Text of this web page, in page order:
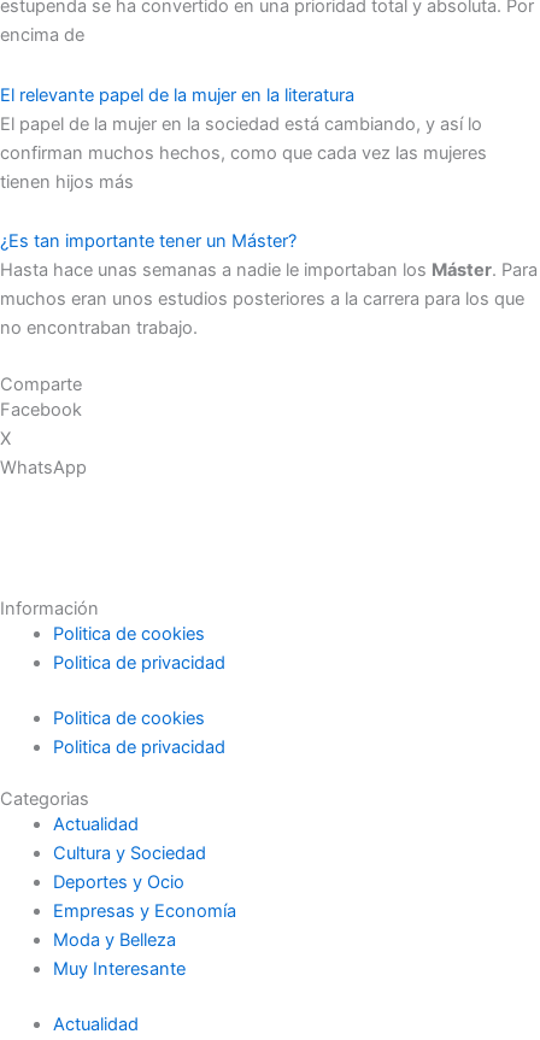
estupenda se ha convertido en una prioridad total y absoluta. Por
encima de
El relevante papel de la mujer en la literatura
El papel de la mujer en la sociedad está cambiando, y así lo
confirman muchos hechos, como que cada vez las mujeres
tienen hijos más
¿Es tan importante tener un Máster?
Hasta hace unas semanas a nadie le importaban los Máster. Para
muchos eran unos estudios posteriores a la carrera para los que
no encontraban trabajo.
Comparte
Facebook
X
WhatsApp
Información
Politica de cookies
Politica de privacidad
Politica de cookies
Politica de privacidad
Categorias
Actualidad
Cultura y Sociedad
Deportes y Ocio
Empresas y Economía
Moda y Belleza
Muy Interesante
Actualidad